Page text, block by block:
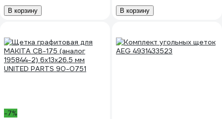
В корзину В корзину
-7%